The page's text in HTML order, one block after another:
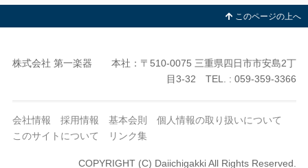
このページの上へ
株式会社 第一楽器 本社：〒510-0075 三重県四日市市安島2丁
目3-32 TEL. : 059-359-3366
会社情報 採用情報 基本会則
個人情報の取り扱いについて
このサイトについて
リンク集
COPYRIGHT (C) Daiichigakki All Rights Reserved.